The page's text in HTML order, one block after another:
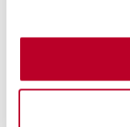
Identifiera din
specifika
Ta reda på mer
Du kan ändra eller
161,00 kr